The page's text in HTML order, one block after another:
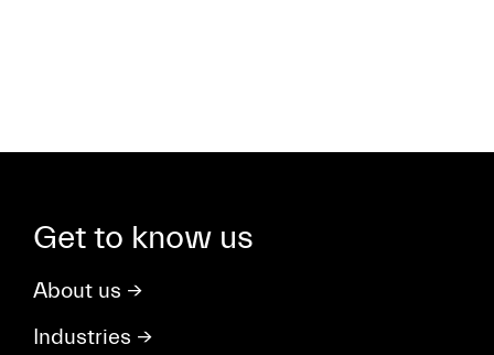
Get to know us
About us →
Industries →